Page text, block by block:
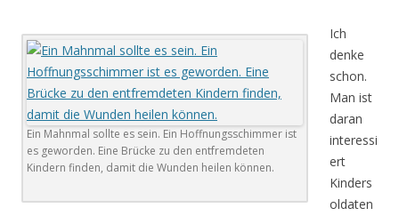
Ein Mahnmal sollte es sein. Ein Hoffnungsschimmer ist
es geworden. Eine Brücke zu den entfremdeten
Kindern finden, damit die Wunden heilen können.
Ich
denke
schon.
Man ist
daran
interessi
ert
Kinders
oldaten